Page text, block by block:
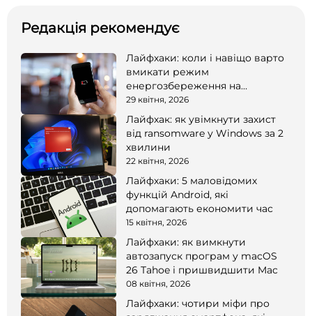
Редакція рекомендує
Лайфхаки: коли і навіщо варто
вмикати режим
енергозбереження на
смартфоні
29 квітня, 2026
Лайфхак: як увімкнути захист
від ransomware у Windows за 2
хвилини
22 квітня, 2026
Лайфхаки: 5 маловідомих
функцій Android, які
допомагають економити час
15 квітня, 2026
Лайфхаки: як вимкнути
автозапуск програм у macOS
26 Tahoe і пришвидшити Mac
08 квітня, 2026
Лайфхаки: чотири міфи про